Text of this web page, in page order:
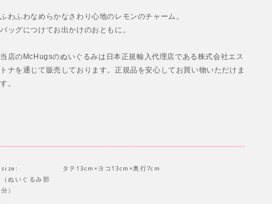
ふわふわなめらかなさわり心地のレモンのチャーム。
バッグにつけてお出かけのおともに。
当店のMcHugsのぬいぐるみは日本正規輸入代理店である株式会社エス
トナを通じて販売しております。正規品を安心してお買い物いただけま
す。
size:
（ぬいぐるみ部
分）
タテ13cm×ヨコ13cm×奥行7cm